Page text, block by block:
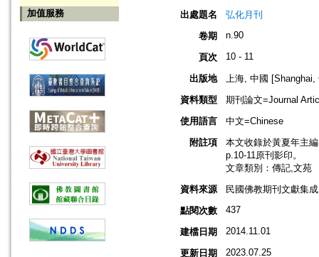
加值服務
出處題名
弘化月刊
卷期
n.90
頁次 10 - 11
出版地
上海, 中國 [Shanghai,
資料類型
期刊論文=Journal
使用語言
中文=Chinese
附註項
本文收錄於黃夏年主
p.10-11原刊影印。
文章類別：傳記,文苑
資料來源
民國佛教期刊文獻集
點閱次數
437
建檔日期 2014.11.01
更新日期 2023.07.25